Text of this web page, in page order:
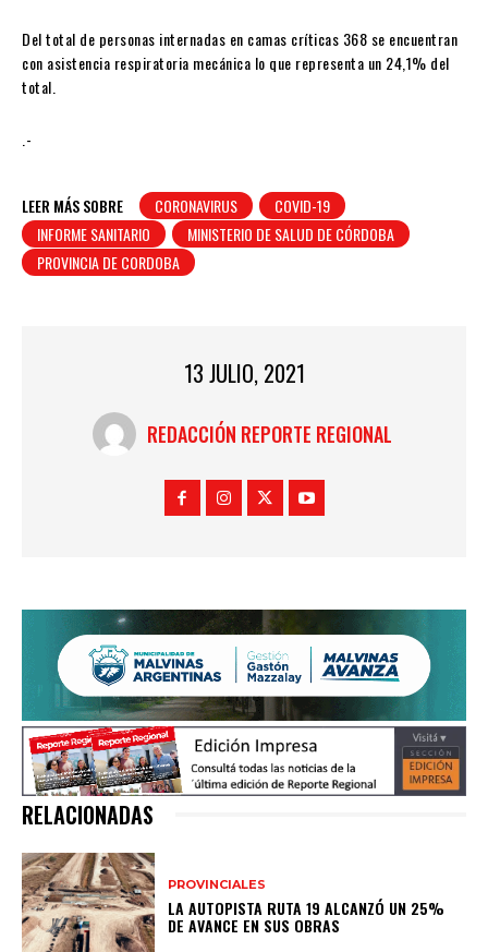
Del total de personas internadas en camas críticas 368 se encuentran
con asistencia respiratoria mecánica lo que representa un 24,1% del
total.
.-
LEER MÁS SOBRE CORONAVIRUS
COVID-19
INFORME SANITARIO
MINISTERIO DE SALUD DE CÓRDOBA
PROVINCIA DE CORDOBA
13 JULIO, 2021
REDACCIÓN REPORTE REGIONAL
RELACIONADAS
PROVINCIALES
LA AUTOPISTA RUTA 19 ALCANZÓ UN 25%
DE AVANCE EN SUS OBRAS